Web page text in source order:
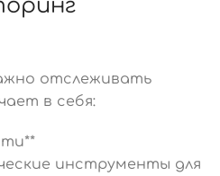
отслеживать
в себя:
инструменты для